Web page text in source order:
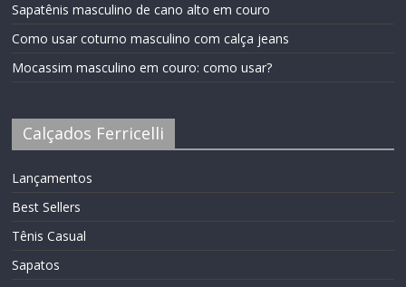
Sapatênis masculino de cano alto em couro
Como usar coturno masculino com calça jeans
Mocassim masculino em couro: como usar?
Calçados Ferricelli
Lançamentos
Best Sellers
Tênis Casual
Sapatos